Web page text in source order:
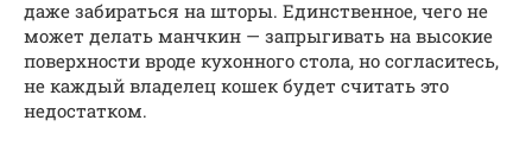
даже забираться на шторы. Единственное, чего не
может делать манчкин — запрыгивать на высокие
поверхности вроде кухонного стола, но согласитесь,
не каждый владелец кошек будет считать это
недостатком.